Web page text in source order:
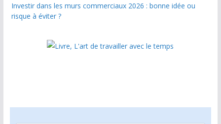
Investir dans les murs commerciaux 2026 : bonne idée ou
risque à éviter ?